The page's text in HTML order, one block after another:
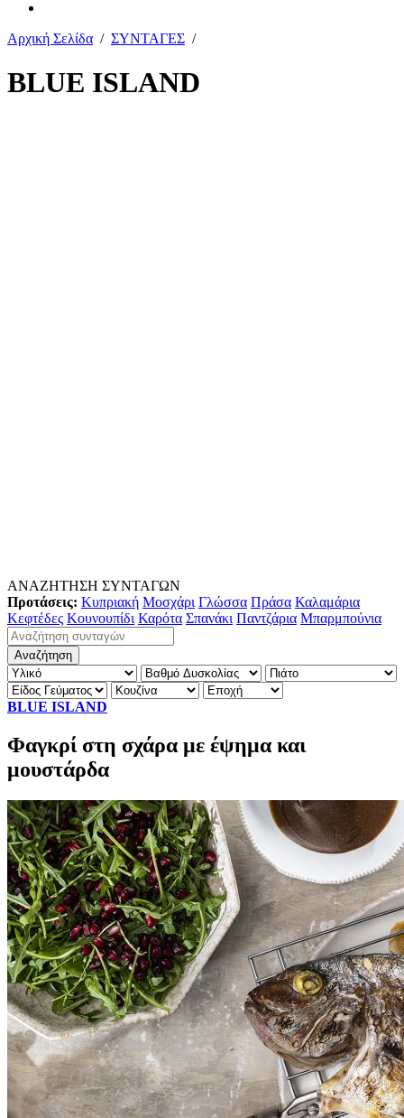
Αρχική Σελίδα / ΣΥΝΤΑΓΕΣ /
BLUE ISLAND
ΑΝΑΖΗΤΗΣΗ ΣΥΝΤΑΓΩΝ
Προτάσεις: Κυπριακή Μοσχάρι Γλώσσα Πράσα Καλαμάρια
Κεφτέδες Κουνουπίδι Καρότα Σπανάκι Παντζάρια Μπαρμπούνια
BLUE ISLAND
Φαγκρί στη σχάρα με έψημα και
μουστάρδα